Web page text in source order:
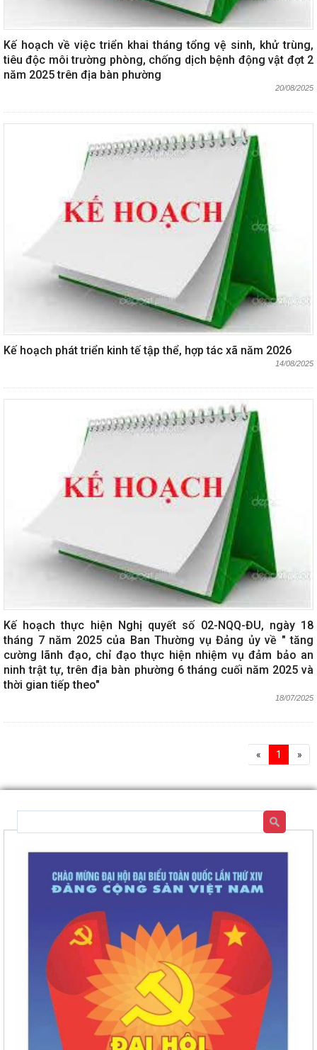
Kế hoạch về việc triển khai tháng tổng vệ sinh, khử trùng,
tiêu độc môi trường phòng, chống dịch bệnh động vật đợt 2
năm 2025 trên địa bàn phường
20/08/2025
Kế hoạch phát triển kinh tế tập thể, hợp tác xã năm 2026
14/08/2025
Kế hoạch thực hiện Nghị quyết số 02-NQQ-ĐU, ngày 18
tháng 7 năm 2025 của Ban Thường vụ Đảng ủy về " tăng
cường lãnh đạo, chỉ đạo thực hiện nhiệm vụ đảm bảo an
ninh trật tự, trên địa bàn phường 6 tháng cuối năm 2025 và
thời gian tiếp theo"
18/07/2025
« 1 »